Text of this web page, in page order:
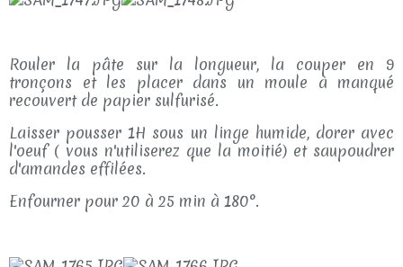
Rouler la pâte sur la longueur, la couper en 9
tronçons et les placer dans un moule à manqué
recouvert de papier sulfurisé.
Laisser pousser 1H sous un linge humide, dorer avec
l'oeuf ( vous n'utiliserez que la moitié) et saupoudrer
d'amandes effilées.
Enfourner pour 20 à 25 min à 180°.